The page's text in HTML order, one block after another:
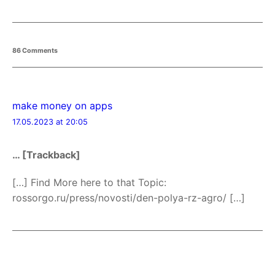
86 Comments
make money on apps
17.05.2023 at 20:05
… [Trackback]
[…] Find More here to that Topic:
rossorgo.ru/press/novosti/den-polya-rz-agro/ […]